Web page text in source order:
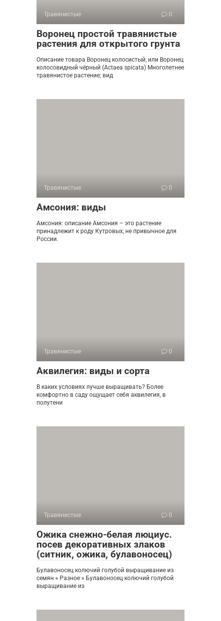
Травянистые 0
Воронец простой травянистые
растения для открытого грунта
Описание товара Воронец колосистый, или Воронец
колосовидный чёрный (Actaea spicata) Многолетнее
травянистое растение; вид
Травянистые 0
Амсония: виды
Амсония: описание Амсония – это растение
принадлежит к роду Кутровых, не привычное для
России.
Травянистые 0
Аквилегия: виды и сорта
В каких условиях лучше выращивать? Более
комфортно в саду ощущает себя аквилегия, в
полутени
Травянистые 0
Ожика снежно-белая люциус.
посев декоративных злаков
(ситник, ожика, булавоносец)
Булавоносец колючий голубой выращивание из
семян » Разное » Булавоносец колючий голубой
выращивание из